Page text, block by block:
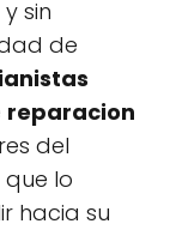
sin
de
reparacion
del
lo
hacia su